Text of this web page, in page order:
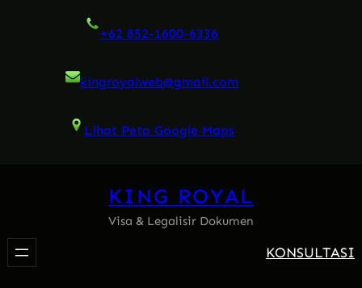
+62 852-1600-6336
kingroyalweb@gmail.com
Lihat Peta Google Maps
KING ROYAL
Visa & Legalisir Dokumen
KONSULTASI